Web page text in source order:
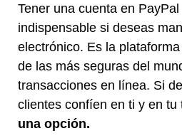
Tener una cuenta en
indispensable si deseas
electrónico. Es la
de las más seguras del
transacciones en línea. Si
clientes confíen en ti y en tu
una opción.